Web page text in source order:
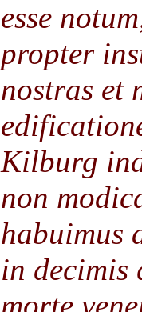
esse
propter
nostras et
Kilburg
non
habuimus
in decimis